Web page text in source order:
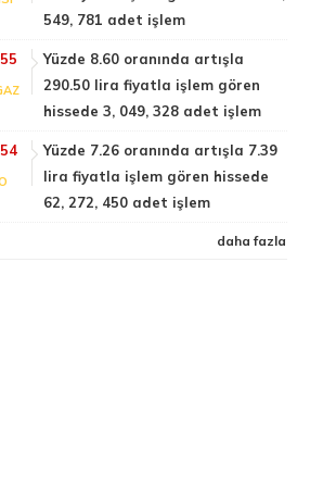
549, 781 adet işlem
Yüzde 8.60 oranında artışla
290.50 lira fiyatla işlem gören
hissede 3, 049, 328 adet işlem
Yüzde 7.26 oranında artışla 7.39
lira fiyatla işlem gören hissede
62, 272, 450 adet işlem
daha fazla